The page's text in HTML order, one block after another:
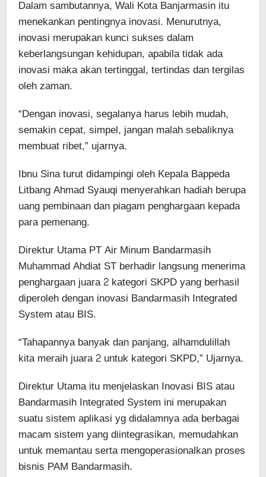
Dalam sambutannya, Wali Kota Banjarmasin itu
menekankan pentingnya inovasi. Menurutnya,
inovasi merupakan kunci sukses dalam
keberlangsungan kehidupan, apabila tidak ada
inovasi maka akan tertinggal, tertindas dan tergilas
oleh zaman.
“Dengan inovasi, segalanya harus lebih mudah,
semakin cepat, simpel, jangan malah sebaliknya
membuat ribet,” ujarnya.
Ibnu Sina turut didampingi oleh Kepala Bappeda
Litbang Ahmad Syauqi menyerahkan hadiah berupa
uang pembinaan dan piagam penghargaan kepada
para pemenang.
Direktur Utama PT Air Minum Bandarmasih
Muhammad Ahdiat ST berhadir langsung menerima
penghargaan juara 2 kategori SKPD yang berhasil
diperoleh dengan inovasi Bandarmasih Integrated
System atau BIS.
“Tahapannya banyak dan panjang, alhamdulillah
kita meraih juara 2 untuk kategori SKPD,” Ujarnya.
Direktur Utama itu menjelaskan Inovasi BIS atau
Bandarmasih Integrated System ini merupakan
suatu sistem aplikasi yg didalamnya ada berbagai
macam sistem yang diintegrasikan, memudahkan
untuk memantau serta mengoperasionalkan proses
bisnis PAM Bandarmasih.